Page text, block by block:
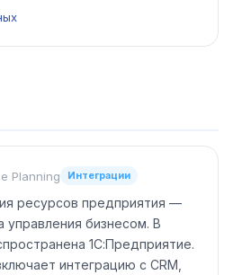
Planning Интеграции
ресурсов предприятия —
управления бизнесом. В
1С:Предприятие.
интеграцию с CRM,